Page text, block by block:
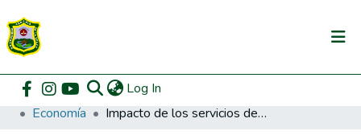
Log In
Communities & Collections
All of DSpace
Home Pregrado
Economía
Impacto de los servicios de expansión financiera y el empleo en las condiciones de vida de las familias en la ciudad de Tingo María